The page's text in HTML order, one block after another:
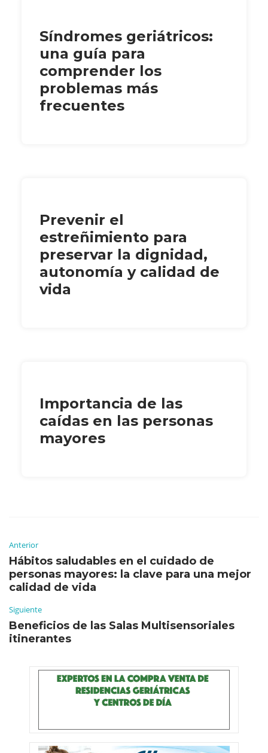
Síndromes geriátricos:
una guía para
comprender los
problemas más
frecuentes
Prevenir el
estreñimiento para
preservar la dignidad,
autonomía y calidad de
vida
Importancia de las
caídas en las personas
mayores
Anterior
Hábitos saludables en el cuidado de
personas mayores: la clave para una mejor
calidad de vida
Siguiente
Beneficios de las Salas Multisensoriales
itinerantes